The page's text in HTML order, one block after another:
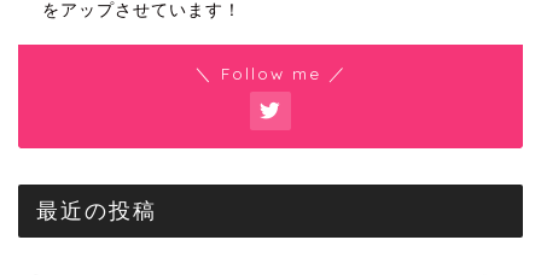
をアップさせています！
＼ Follow me ／
最近の投稿